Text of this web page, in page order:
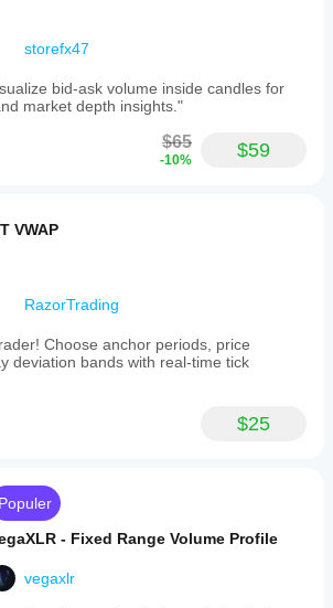
storefx47
bid-ask volume inside candles for
market depth insights."
$65
-10% $59
VWAP
RazorTrading
Choose anchor periods, price
deviation bands with real-time tick
$25
Populer
- Fixed Range Volume Profile
vegaxlr